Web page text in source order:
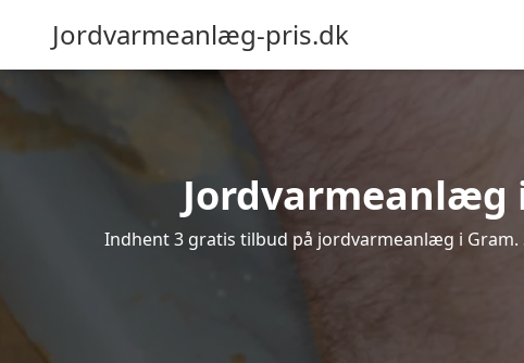
Jordvarmeanlæg-pris.dk
Jordvarmeanlæg
Indhent 3 gratis tilbud på jordvarmeanlæg i